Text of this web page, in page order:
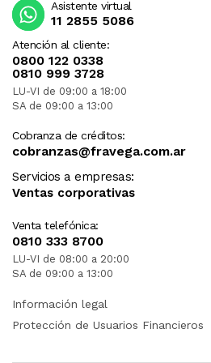
Atención al cliente:
0800 122 0338
0810 999 3728
LU-VI de 09:00 a 18:00
SA de 09:00 a 13:00
Cobranza de créditos:
cobranzas@fravega.com.ar
Servicios a empresas:
Ventas corporativas
Venta telefónica:
0810 333 8700
LU-VI de 08:00 a 20:00
SA de 09:00 a 13:00
Asistente virtual
11 2855 5086
Información legal
Protección de Usuarios Financieros